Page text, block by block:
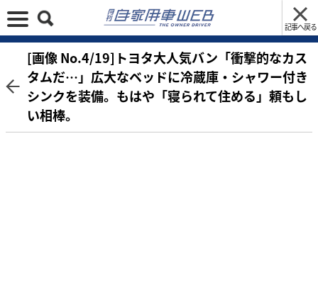
記事へ戻る
[画像 No.4/19]トヨタ大人気バン「衝撃的なカス
タムだ…」広大なベッドに冷蔵庫・シャワー付き
シンクを装備。もはや「寝られて住める」頼もし
い相棒。